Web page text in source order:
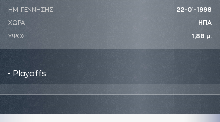
ΗΜ. ΓΕΝΝΗΣΗΣ 22-01-1998
ΧΩΡΑ ΗΠΑ
ΥΨΟΣ 1,88 μ.
- Playoffs